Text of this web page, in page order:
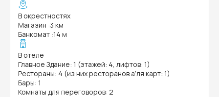
В окрестностях
Магазин :3 км
Банкомат :14 м
В отеле
Главное Здание: 1 (этажей: 4, лифтов: 1)
Рестораны: 4 (из них ресторанов а’ля карт: 1)
Бары: 1
Комнаты для переговоров: 2